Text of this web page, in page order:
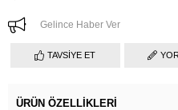
Gelince Haber Ver
TAVSIYE ET
ÜRÜN ÖZELLIKLERI